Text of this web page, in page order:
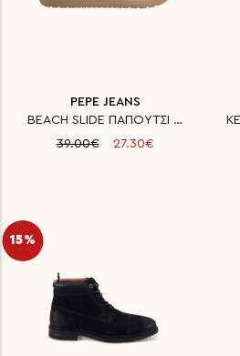
PEPE JEANS
BEACH SLIDE ΠΑΠΟΥΤΣΙ ΑΝΔΡΙΚΟ
39.00€
27.30€
15%